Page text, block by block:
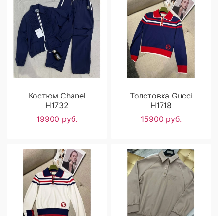
Костюм Chanel
H1732
19900 руб.
Толстовка Gucci
H1718
15900 руб.